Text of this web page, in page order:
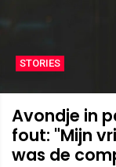
STORIES
Avondje in
fout: "Mijn
was de